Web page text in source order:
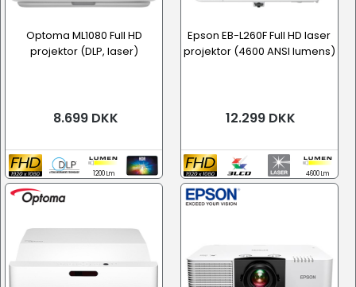
Optoma ML1080 Full HD
projektor (DLP, laser)
8.699 DKK
1200 Lm
Epson EB-L260F Full HD laser
projektor (4600 ANSI lumens)
12.299 DKK
4600 Lm